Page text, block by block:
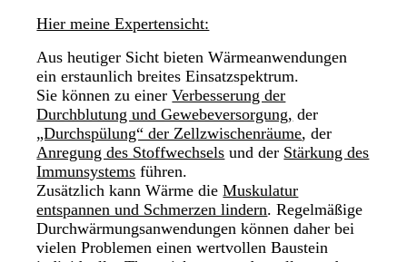
Hier meine Expertensicht:
Aus heutiger Sicht bieten Wärmeanwendungen
ein erstaunlich breites Einsatzspektrum.
Sie können zu einerVerbesserung der
Durchblutung und Gewebeversorgung, der
„Durchspülung“ der Zellzwischenräume, der
Anregung des Stoffwechsels und der Stärkung des
Immunsystems führen.
Zusätzlich kann Wärme dieMuskulatur
entspannen und Schmerzen lindern. Regelmäßige
Durchwärmungsanwendungen können daher bei
vielen Problemen einen wertvollen Baustein